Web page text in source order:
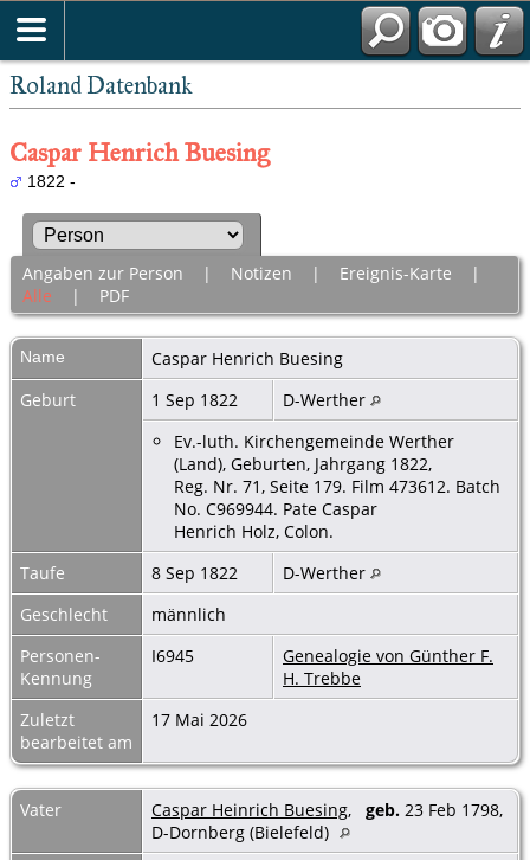
Roland Datenbank
Caspar Henrich Buesing
1822 -
Angaben zur Person | Notizen | Ereignis-Karte |
Alle | PDF
Name Caspar Henrich Buesing
Geburt
1 Sep 1822
D-Werther
Ev.-luth. Kirchengemeinde Werther
(Land), Geburten, Jahrgang 1822,
Reg. Nr. 71, Seite 179. Film 473612. Batch
No. C969944. Pate Caspar
Henrich Holz, Colon.
Taufe
8 Sep 1822
D-Werther
Geschlecht
männlich
Personen-
Kennung
I6945
Genealogie von Günther F.
H. Trebbe
Zuletzt
bearbeitet am
17 Mai 2026
Vater Caspar Heinrich Buesing, geb. 23 Feb 1798,
D-Dornberg (Bielefeld)